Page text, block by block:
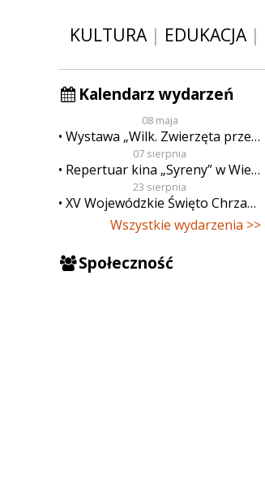
KULTURA| EDUKACJA|
Kalendarz wydarzeń
08 maja
Wystawa „Wilk. Zwierzęta przeklęte”
07 sierpnia
Repertuar kina „Syreny” w Wieluniu w dn. od 7 do 13 sierpnia
23 sierpnia
XV Wojewódzkie Święto Chrzanu
Wszystkie wydarzenia >>
Społeczność